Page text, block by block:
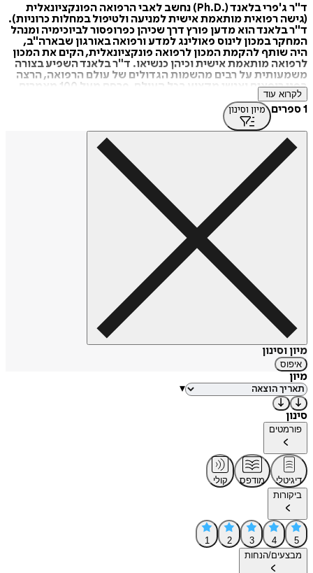
ד"ר ג'פרי בלאנד (.Ph.D) נחשב לאבי הרפואה הפונקציונאלית
(גישה רפואית מותאמת אישית למניעה ולטיפול במחלות כרוניות).
ד"ר בלאנד הוא מדען פורץ דרך שכיהן כפרופסור לביוכימיה ומנהל
המחקר במכון לינוס פאולינג למדע ורפואה באורגון שבארה"ב,
היה שותף להקמת המכון לרפואה פונקציונאלית, הקים את המכון
לרפואה מותאמת אישית וכיהן כנשיאו. ד"ר בלאנד השפיע בצורה
משמעותית על רבים מהשמות הגדולים של עולם הרפואה, הרצה
מדעיים וכתב 10 ספרים.
לקרוא עוד
1 ספרים מיון וסינון
מיון וסינון
איפוס
מיון
▾
סינון
פורמטים
דיגיטלי מודפס
קולי
ביקורות
5
4
3
2
1
מבצעים/הנחות